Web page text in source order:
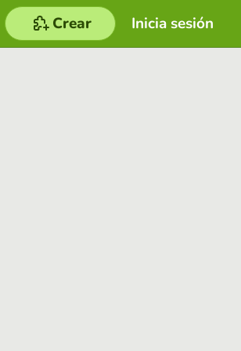
Inicia sesión
Crear